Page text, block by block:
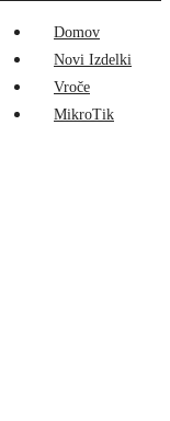
Domov
Novi Izdelki
Vroče
MikroTik